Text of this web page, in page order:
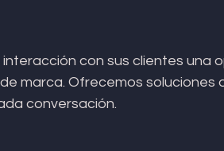
con sus clientes una
marca. Ofrecemos soluciones
conversación.